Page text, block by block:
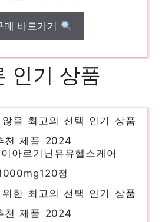
매 바로가기
인기 상품
늦지않았어
을 최고의 선택 인기 상품
천 제품 2024
이아르기닌유유헬스케어
정
위한 최고의 선택 인기 상품
천 제품 2024